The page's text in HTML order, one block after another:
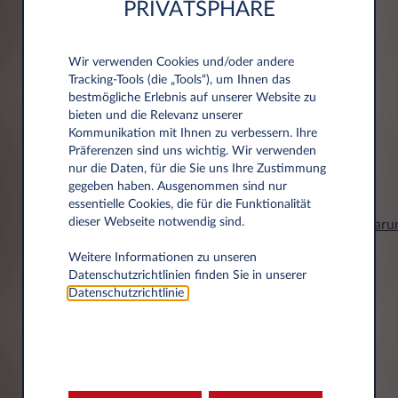
Datenübertragung im Internet (z.B. bei der
Daten vor dem Zugriff durch Dritte ist nicht
möglich.
1. Wer ist für die Datenverarbeitung
Verantwortlich und an wen kann ich mich
wenden?
Verantwortliche Stelle für die Erhebung und
Verwendung Ihrer personenbezogenen Daten
dort bereitgestellten Funktionalitäten und
Services im Sinne der Datenschutzgesetze ist
die Leasys Austria GmbH, Grünbergstraße
Grünbergstraße 15/3/6, 1120
Datenschutzerklärung
Ihre personenbezogenen Daten werden von
Leasys Austria GmbH, Grünbergstraße 15/3/6,
1120 Wien, als Verantwortlicher wie in der
Datenschutzerklärung beschrieben
verarbeitet. Dort finden Sie auch weitere
Informationen zu Ihren Rechten in Bezug auf
den Datenschutz und zu unseren
Kontaktinformationen.
https://www.leasys.com/at/austria/
an­neh­men ablehnen
Einwilligung zur werbenden Kontaktaufnahme
PRIVATSPHÄRE
Wir verwenden Cookies und/oder andere
Tracking‑Tools (die „Tools“), um Ihnen das
bestmögliche Erlebnis auf unserer Website zu
bieten und die Relevanz unserer
Kommunikation mit Ihnen zu verbessern. Ihre
Präferenzen sind uns wichtig. Wir verwenden
nur die Daten, für die Sie uns Ihre Zustimmung
gegeben haben. Ausgenommen sind nur
essentielle Cookies, die für die Funktionalität
dieser Webseite notwendig sind.
Weitere Informationen zu unseren
Datenschutzrichtlinien finden Sie in unserer
Datenschutzrichtlinie.